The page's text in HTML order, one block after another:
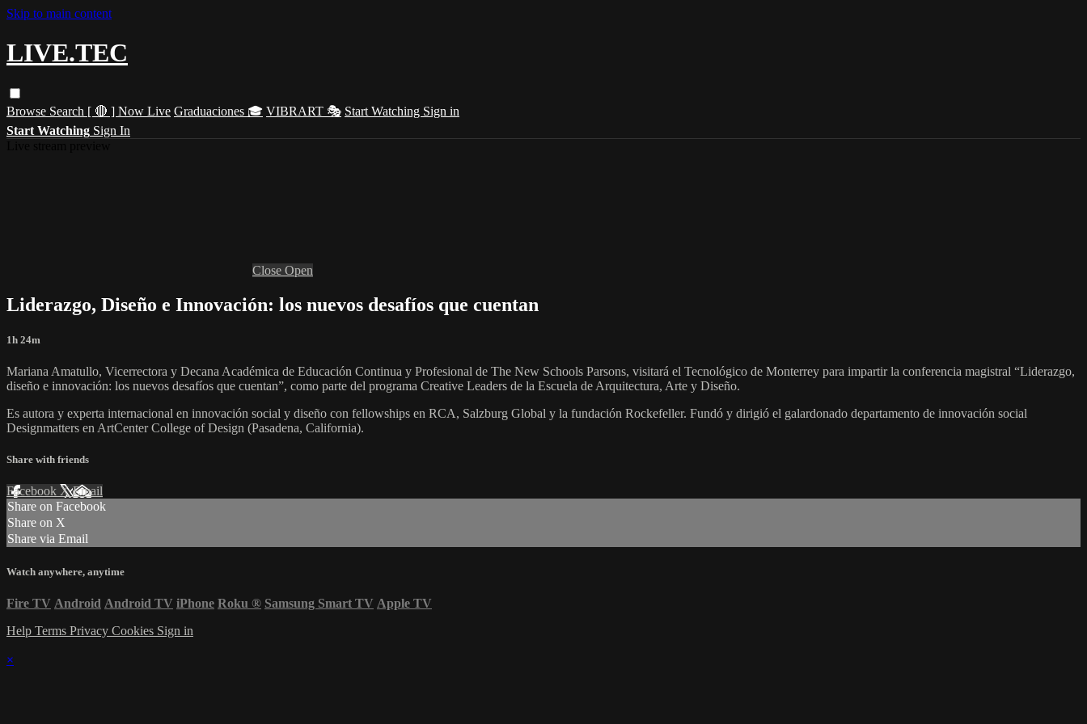
Skip to main content
LIVE.TEC
Browse Search [ 🔴 ] Now Live Graduaciones 🎓 VIBRART 🎭 Start Watching Sign in
Start Watching Sign In
Close Open
Liderazgo, Diseño e Innovación: los nuevos desafíos que cuentan
1h 24m
Mariana Amatullo, Vicerrectora y Decana Académica de Educación Continua y Profesional de The New Schools Parsons, visitará el Tecnológico de Monterrey para impartir la conferencia magistral “Liderazgo,
diseño e innovación: los nuevos desafíos que cuentan”, como parte del programa Creative Leaders de la Escuela de Arquitectura, Arte y Diseño.
Es autora y experta internacional en innovación social y diseño con fellowships en RCA, Salzburg Global y la fundación Rockefeller. Fundó y dirigió el galardonado departamento de innovación social
Designmatters en ArtCenter College of Design (Pasadena, California).
Share with friends
Facebook XEmail
Share on Facebook
Share on X
Share via Email
Watch anywhere, anytime
Fire TV Android Android TV iPhone Roku ® Samsung Smart TV Apple TV
Help Terms Privacy Cookies Sign in
×